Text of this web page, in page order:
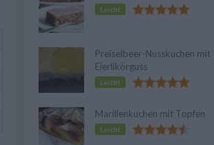
Leicht
Preiselbeer-Nusskuchen mit
Eierlikörguss
Leicht
Marillenkuchen mit Topfen
Leicht